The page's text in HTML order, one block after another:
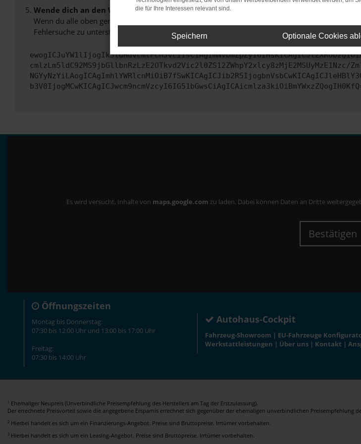
Wende dich an den Webseitenbetreiber.
Wenn du alle oben genannten Schritte versucht hast, kontaktiere uns bitte. Wir werden
Fehlersuche zu unterstützen:
cmlzLm5ldC92MS9jbGllbnRzLzE2OTkvd2Vic2l0ZS12ZWhpY2xlcy8zMjE2MSUyMzE1Nzc/
Es wird versucht, Inhalte von maps.google.com zu laden. Dabei können Daten an Dritte
Bestätigen
Öffnungszeiten
Montag bis Donnerstag:
07:30 bis 12:00 Uhr und 13:00 bis 17:00 Uhr
Freitag:
07:30 bis 14:00 Uhr
Autohaus-Cockpit
Fahrzeug-Showroom | EU-Fahrzeuge
Werkstattleistungen | Über uns | Kontakt |
1 Ehemaliger Neupreis (Unverbindliche Preisempfehlung des Herstellers am Tag der Erstzulassung).
Der errechnete Preisvorteil sowie die angegebene Ersparnis errechnet sich gegenüber der ehemaligen unverbindlichen Preisempfehlung
2 Hierbei handelt es sich um ein Finanzierungs-Angebot. Preise sind Bruttopreise. Irrtümer vorbehalten.
3 Hierbei handelt es sich um ein Leasing-Angebot. Preise sind Bruttopreise. Irrtümer vorbehalten.
die für Ihre Interessen relevant sind.
Speichern Optionale Cookies